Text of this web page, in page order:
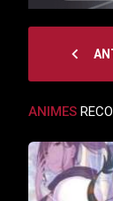
navigate_before
ANIMES